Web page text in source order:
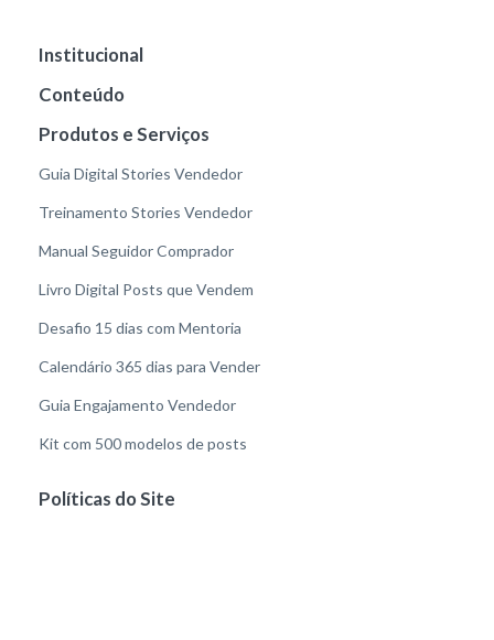
Institucional
Conteúdo
Produtos e Serviços
Guia Digital Stories Vendedor
Treinamento Stories Vendedor
Manual Seguidor Comprador
Livro Digital Posts que Vendem
Desafio 15 dias com Mentoria
Calendário 365 dias para Vender
Guia Engajamento Vendedor
Kit com 500 modelos de posts
Políticas do Site